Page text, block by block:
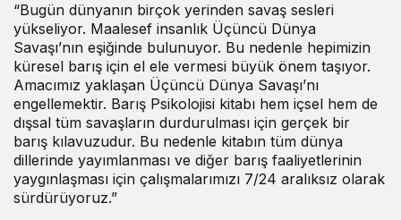
“Bugün dünyanın birçok yerinden savaş sesleri
yükseliyor. Maalesef insanlık Üçüncü Dünya
Savaşı’nın eşiğinde bulunuyor. Bu nedenle hepimizin
küresel barış için el ele vermesi büyük önem taşıyor.
Amacımız yaklaşan Üçüncü Dünya Savaşı’nı
engellemektir. Barış Psikolojisi kitabı hem içsel hem de
dışsal tüm savaşların durdurulması için gerçek bir
barış kılavuzudur. Bu nedenle kitabın tüm dünya
dillerinde yayımlanması ve diğer barış faaliyetlerinin
yaygınlaşması için çalışmalarımızı 7/24 aralıksız olarak
sürdürüyoruz.”